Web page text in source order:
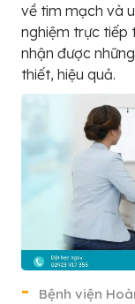
về tim mạch và
nghiệm trực tiếp
nhận được
thiết, hiệu quả.
Bệnh viện